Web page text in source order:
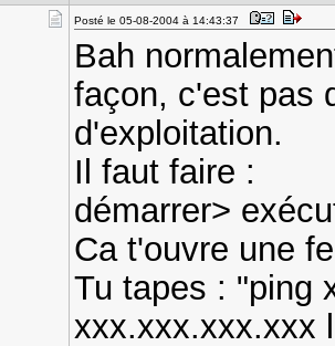
Posté le 05-08-2004 à 14:43:37
Bah
façon, c'est pas
d'exploitation.
Il faut faire :
démarrer>
Ca t'ouvre une
Tu tapes : "ping
xxx.xxx.xxx.xxx